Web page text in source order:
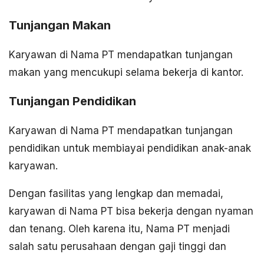
Tunjangan Makan
Karyawan di Nama PT mendapatkan tunjangan
makan yang mencukupi selama bekerja di kantor.
Tunjangan Pendidikan
Karyawan di Nama PT mendapatkan tunjangan
pendidikan untuk membiayai pendidikan anak-anak
karyawan.
Dengan fasilitas yang lengkap dan memadai,
karyawan di Nama PT bisa bekerja dengan nyaman
dan tenang. Oleh karena itu, Nama PT menjadi
salah satu perusahaan dengan gaji tinggi dan